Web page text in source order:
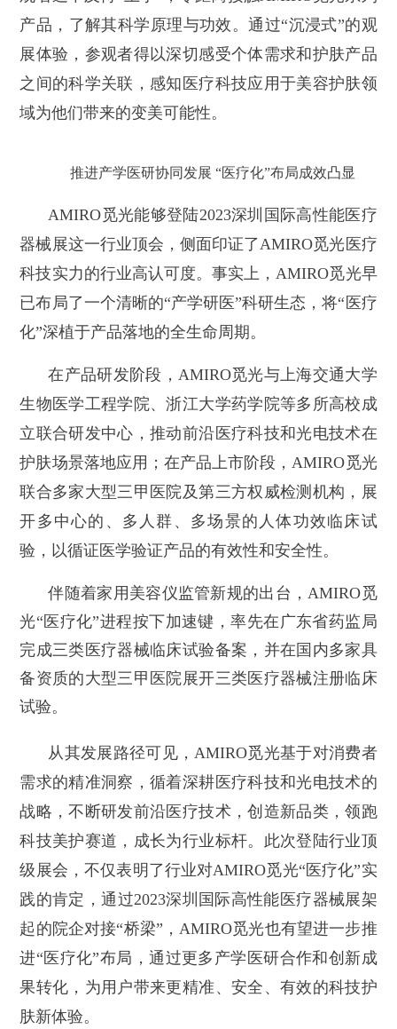
产品，了解其科学原理与功效。通过“沉浸式”的观
展体验，参观者得以深切感受个体需求和护肤产品
之间的科学关联，感知医疗科技应用于美容护肤领
域为他们带来的变美可能性。
推进产学医研协同发展 “医疗化”布局成效凸显
AMIRO觅光能够登陆2023深圳国际高性能医疗
器械展这一行业顶会，侧面印证了AMIRO觅光医疗
科技实力的行业高认可度。事实上，AMIRO觅光早
已布局了一个清晰的“产学研医”科研生态，将“医疗
化”深植于产品落地的全生命周期。
在产品研发阶段，AMIRO觅光与上海交通大学
生物医学工程学院、浙江大学药学院等多所高校成
立联合研发中心，推动前沿医疗科技和光电技术在
护肤场景落地应用；在产品上市阶段，AMIRO觅光
联合多家大型三甲医院及第三方权威检测机构，展
开多中心的、多人群、多场景的人体功效临床试
验，以循证医学验证产品的有效性和安全性。
伴随着家用美容仪监管新规的出台，AMIRO觅
光“医疗化”进程按下加速键，率先在广东省药监局
完成三类医疗器械临床试验备案，并在国内多家具
备资质的大型三甲医院展开三类医疗器械注册临床
试验。
从其发展路径可见，AMIRO觅光基于对消费者
需求的精准洞察，循着深耕医疗科技和光电技术的
战略，不断研发前沿医疗技术，创造新品类，领跑
科技美护赛道，成长为行业标杆。此次登陆行业顶
级展会，不仅表明了行业对AMIRO觅光“医疗化”实
践的肯定，通过2023深圳国际高性能医疗器械展架
起的院企对接“桥梁”，AMIRO觅光也有望进一步推
进“医疗化”布局，通过更多产学医研合作和创新成
果转化，为用户带来更精准、安全、有效的科技护
肤新体验。